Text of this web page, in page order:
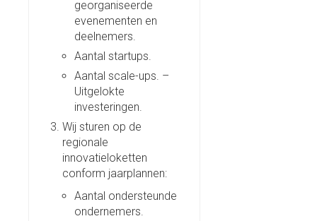
georganiseerde
evenementen en
deelnemers.
Aantal startups.
Aantal scale-ups. –
Uitgelokte
investeringen.
Wij sturen op de
regionale
innovatieloketten
conform jaarplannen:
Aantal ondersteunde
ondernemers.